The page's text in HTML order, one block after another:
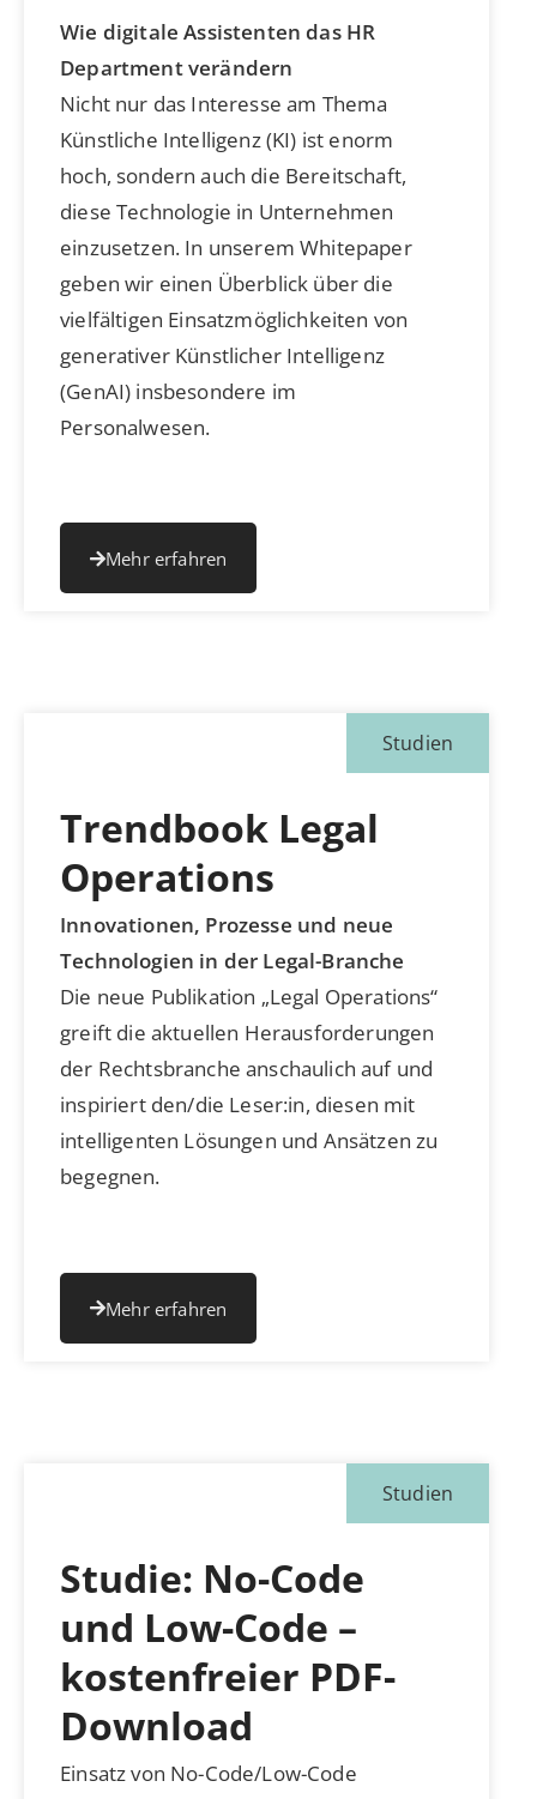
Wie digitale Assistenten das HR
Department verändern
Nicht nur das Interesse am Thema
Künstliche Intelligenz (KI) ist enorm
hoch, sondern auch die Bereitschaft,
diese Technologie in Unternehmen
einzusetzen. In unserem Whitepaper
geben wir einen Überblick über die
vielfältigen Einsatzmöglichkeiten von
generativer Künstlicher Intelligenz
(GenAI) insbesondere im
Personalwesen.
Mehr erfahren
Studien
Trendbook Legal
Operations
Innovationen, Prozesse und neue
Technologien in der Legal-Branche
Die neue Publikation „Legal Operations“
greift die aktuellen Herausforderungen
der Rechtsbranche anschaulich auf und
inspiriert den/die Leser:in, diesen mit
intelligenten Lösungen und Ansätzen zu
begegnen.
Mehr erfahren
Studien
Studie: No-Code
und Low-Code –
kostenfreier PDF-
Download
Einsatz von No-Code/Low-Code